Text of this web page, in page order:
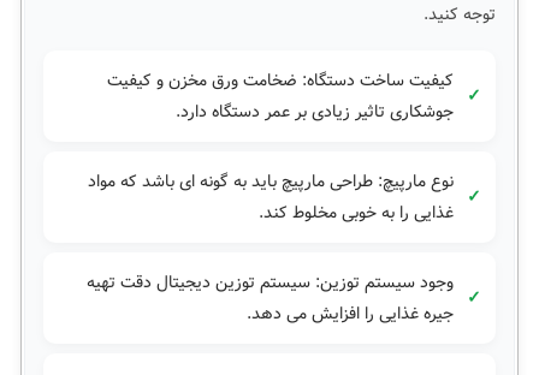
توجه کنید.
کیفیت ساخت دستگاه: ضخامت ورق مخزن و کیفیت
جوشکاری تاثیر زیادی بر عمر دستگاه دارد.
نوع مارپیچ: طراحی مارپیچ باید به گونه ای باشد که مواد
غذایی را به خوبی مخلوط کند.
وجود سیستم توزین: سیستم توزین دیجیتال دقت تهیه
جیره غذایی را افزایش می دهد.